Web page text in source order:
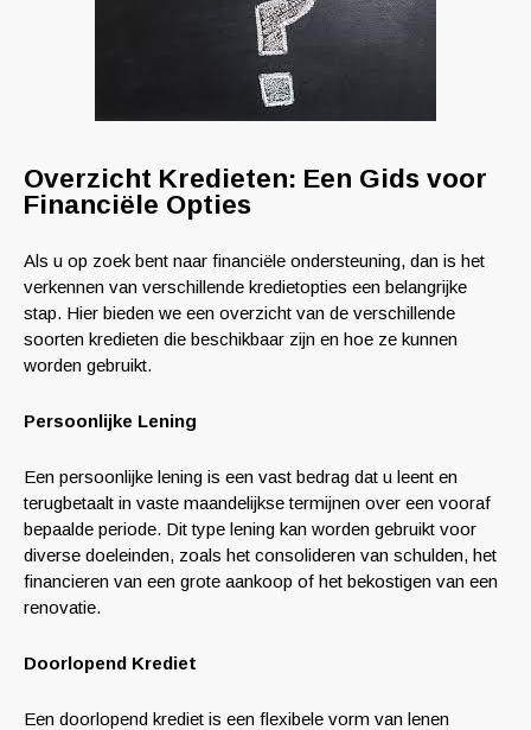
Overzicht Kredieten: Een Gids voor
Financiële Opties
Als u op zoek bent naar financiële ondersteuning, dan is het
verkennen van verschillende kredietopties een belangrijke
stap. Hier bieden we een overzicht van de verschillende
soorten kredieten die beschikbaar zijn en hoe ze kunnen
worden gebruikt.
Persoonlijke Lening
Een persoonlijke lening is een vast bedrag dat u leent en
terugbetaalt in vaste maandelijkse termijnen over een vooraf
bepaalde periode. Dit type lening kan worden gebruikt voor
diverse doeleinden, zoals het consolideren van schulden, het
financieren van een grote aankoop of het bekostigen van een
renovatie.
Doorlopend Krediet
Een doorlopend krediet is een flexibele vorm van lenen